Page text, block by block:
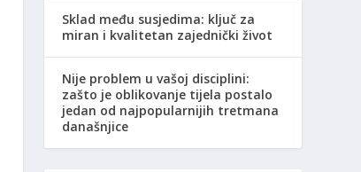
Sklad među susjedima: ključ za
miran i kvalitetan zajednički život
Nije problem u vašoj disciplini:
zašto je oblikovanje tijela postalo
jedan od najpopularnijih tretmana
današnjice